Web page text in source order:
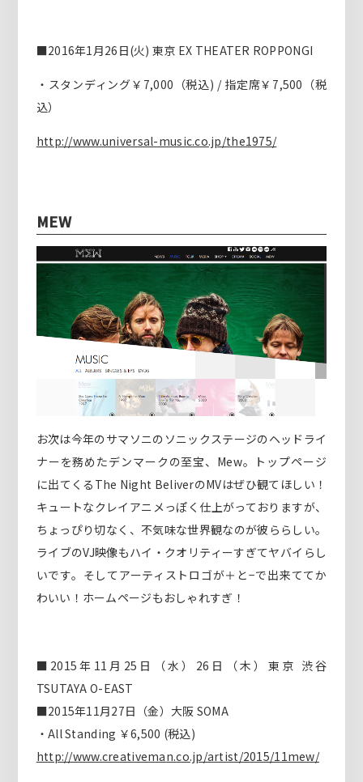
■2016年1月26日(火) 東京 EX THEATER ROPPONGI
・スタンディング￥7,000（税込) / 指定席￥7,500（税
込）
http://www.universal-music.co.jp/the1975/
MEW
お次は今年のサマソニのソニックステージのヘッドライ
ナーを務めたデンマークの至宝、Mew。トップページ
に出てくるThe Night BeliverのMVはぜひ観てほしい！
キュートなクレイアニメっぽく仕上がっておりますが、
ちょっぴり切なく、不気味な世界観なのが彼ららしい。
ライブのVJ映像もハイ・クオリティーすぎてヤバイらし
いです。そしてアーティストロゴが＋と−で出来ててか
わいい！ホームページもおしゃれすぎ！
■2015年11月25日（水）26日（木）東京 渋谷
TSUTAYA O-EAST
■2015年11月27日（金）大阪 SOMA
・All Standing ￥6,500 (税込)
http://www.creativeman.co.jp/artist/2015/11mew/